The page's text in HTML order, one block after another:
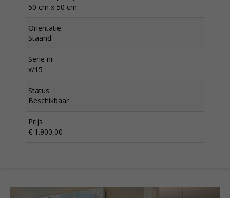
50 cm x 50 cm
Oriëntatie
Staand
Serie nr.
x/15
Status
Beschikbaar
Prijs
€ 1.900,00